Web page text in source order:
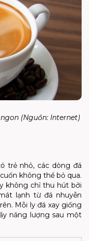
(Nguồn: Internet)
trẻ nhỏ, các dòng đá
không thể bỏ qua.
không chỉ thu hút bởi
lạnh từ đá nhuyễn
Mỗi ly đá xay giống
năng lượng sau một